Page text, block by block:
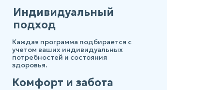
Индивидуальный
подход
Каждая программа подбирается с
учетом ваших индивидуальных
потребностей и состояния
здоровья.
Комфорт и забота